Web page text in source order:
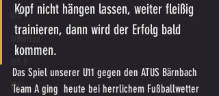
U15
Altherren
U16
Kopf nicht hängen lassen, weiter fleißig
trainieren, dann wird der Erfolg bald
kommen.
Das Spiel unserer U11 gegen den ATUS Bärnbach
Team A ging  heute bei herrlichem Fußballwetter